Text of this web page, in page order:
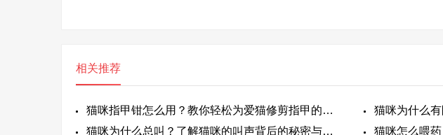
相关推荐
猫咪指甲钳怎么用？教你轻松为爱猫修剪指甲的方法
猫咪为什么
猫咪为什么总叫？了解猫咪的叫声背后的秘密与原因
猫咪怎么喂